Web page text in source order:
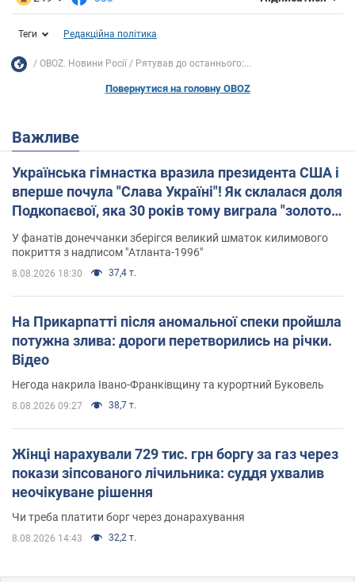
Теги Редакційна політика
OBOZ. Новини Росії Рятував до останнього:...
Повернутися на головну OBOZ
Важливе
Українська гімнастка вразила президента США і
вперше почула "Слава Україні"! Як склалася доля
Подкопаєвої, яка 30 років тому виграла "золото"
Олімпіади
У фанатів донеччанки зберігся великий шматок килимового
покриття з надписом "Атланта-1996"
8.08.2026 18:30 37,4 т.
На Прикарпатті після аномальної спеки пройшла
потужна злива: дороги перетворились на річки.
Відео
Негода накрила Івано-Франківщину та курортний Буковель
8.08.2026 09:27 38,7 т.
Жінці нарахували 729 тис. грн боргу за газ через
покази зіпсованого лічильника: суддя ухвалив
неочікуване рішення
Чи треба платити борг через донарахування
8.08.2026 14:43 32,2 т.